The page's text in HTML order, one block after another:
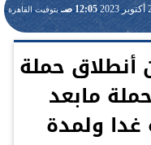
12:05 صـ بتوقيت القاهرة
حملة
مابعد
غدا ولمدة